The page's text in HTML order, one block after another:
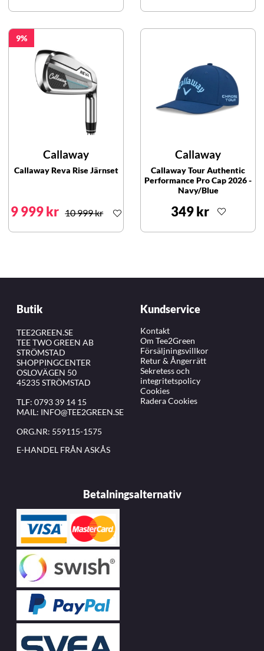
9
Callaway
Callaway Reva Rise Järnset
9 999 kr 10 999 kr
Callaway
Callaway Tour Authentic
Performance Pro Cap 2026 -
Navy/Blue
349 kr
Butik
TEE2GREEN.SE
TEE TWO GREEN AB
STRÖMSTAD
SHOPPINGCENTER
OSLOVÄGEN 50
45235 STRÖMSTAD
TLF: 0793 39 14 15
MAIL: INFO@TEE2GREEN.SE
ORG.NR: 559115-1575
E-HANDEL FRÅN ASKÅS
Kundservice
Kontakt
Om Tee2Green
Försäljningsvillkor
Retur & Ångerrätt
Sekretess och
integritetspolicy
Cookies
Radera Cookies
Betalningsalternativ